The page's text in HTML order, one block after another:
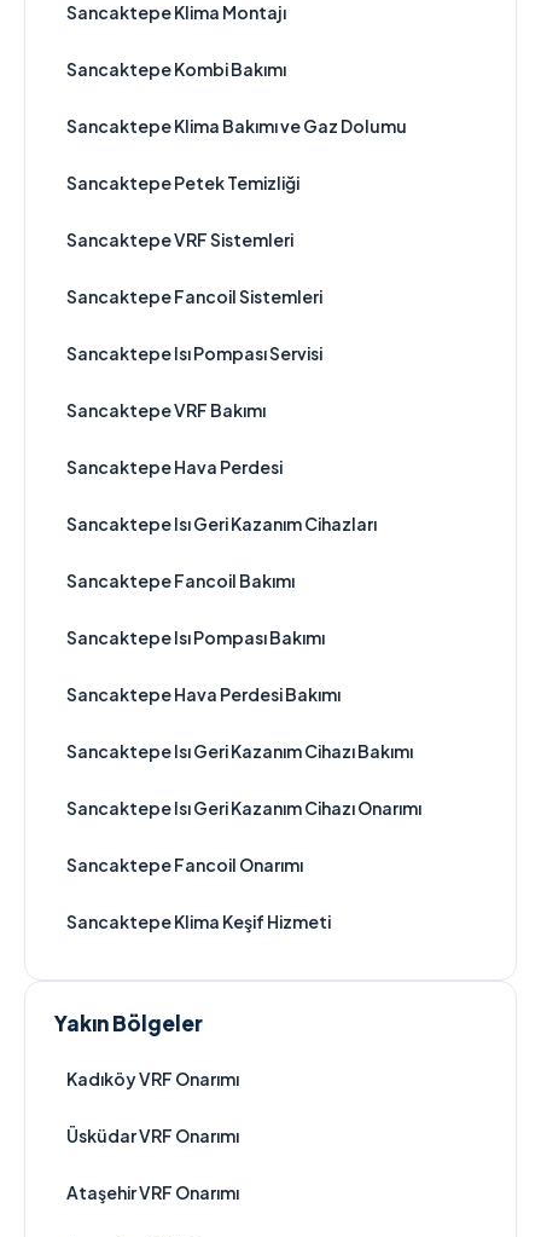
Sancaktepe Klima Montajı
Sancaktepe Kombi Bakımı
Sancaktepe Klima Bakımı ve Gaz Dolumu
Sancaktepe Petek Temizliği
Sancaktepe VRF Sistemleri
Sancaktepe Fancoil Sistemleri
Sancaktepe Isı Pompası Servisi
Sancaktepe VRF Bakımı
Sancaktepe Hava Perdesi
Sancaktepe Isı Geri Kazanım Cihazları
Sancaktepe Fancoil Bakımı
Sancaktepe Isı Pompası Bakımı
Sancaktepe Hava Perdesi Bakımı
Sancaktepe Isı Geri Kazanım Cihazı Bakımı
Sancaktepe Isı Geri Kazanım Cihazı Onarımı
Sancaktepe Fancoil Onarımı
Sancaktepe Klima Keşif Hizmeti
Yakın Bölgeler
Kadıköy VRF Onarımı
Üsküdar VRF Onarımı
Ataşehir VRF Onarımı